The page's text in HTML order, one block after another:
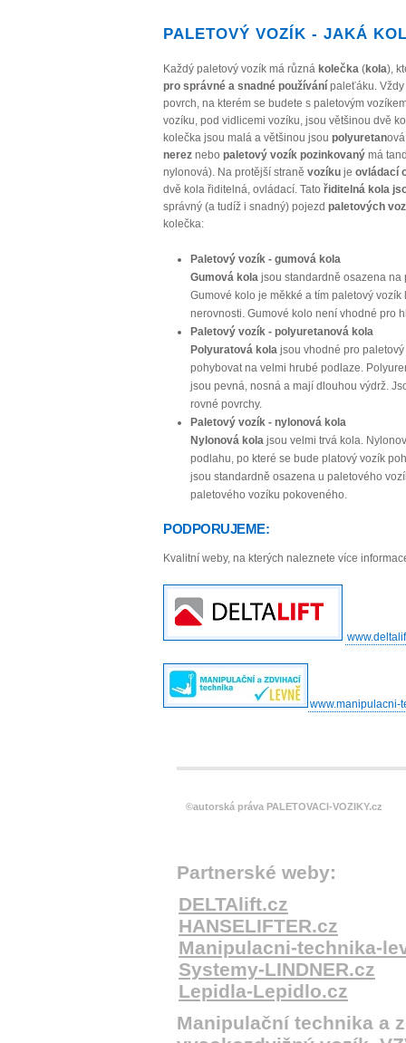
PALETOVÝ VOZÍK - JAKÁ
Každý paletový vozík má různá kolečka (kola),
pro správné a snadné používání paleťáku.
povrch, na kterém se budete s paletovým
vozíku, pod vidlicemi vozíku, jsou většinou dvě
kolečka jsou malá a většinou jsou polyuretan
nerez nebo paletový vozík pozinkovaný má
nylonová). Na protější straně vozíku je ovládací
dvě kola řiditelná, ovládací. Tato řiditelná kola
správný (a tudíž i snadný) pojezd paletových
kolečka:
Paletový vozík - gumová kola
Gumová kola jsou standardně osazena na
Gumové kolo je měkké a tím paletový vozík
nerovnosti. Gumové kolo není vhodné pro
Paletový vozík - polyuretanová kola
Polyuratová kola jsou vhodné pro
pohybovat na velmi hrubé podlaze.
jsou pevná, nosná a mají dlouhou výdrž.
rovné povrchy.
Paletový vozík - nylonová kola
Nylonová kola jsou velmi trvá kola.
podlahu, po které se bude platový vozík
jsou standardně osazena u paletového
paletového vozíku pokoveného.
PODPORUJEME:
Kvalitní weby, na kterých naleznete více
www.manipulacni-
©autorská práva PALETOVACI-VOZIKY.cz
Partnerské weby:
DELTAlift.cz
HANSELIFTER.cz
Manipulacni-technika-
Systemy-LINDNER.cz
Lepidla-Lepidlo.cz
Manipulační technika a